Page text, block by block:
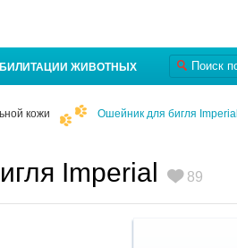
ЖИВОТНЫХ
кожи Ошейник для бигля Imperial
Imperial 89